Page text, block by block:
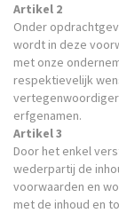
Artikel 2
Onder
wordt in deze
met onze
respektievelijk
erfgenamen.
Artikel 3
Door het enkel
wederpartij de
voorwaarden en
met de inhoud en